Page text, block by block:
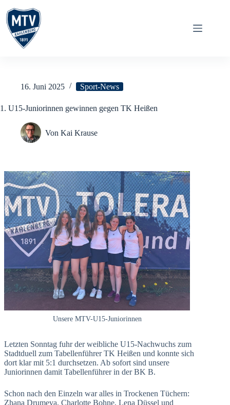
Inhalt
springen
16. Juni 2025 Sport-News
1. U15-Juniorinnen gewinnen gegen TK Heißen
Von Kai Krause
Unsere MTV-U15-Juniorinnen
Letzten Sonntag fuhr der weibliche U15-Nachwuchs zum
Stadtduell zum Tabellenführer TK Heißen und konnte sich
dort klar mit 5:1 durchsetzen. Ab sofort sind unsere
Juniorinnen damit Tabellenführer in der BK B.
Schon nach den Einzeln war alles in Trockenen Tüchern:
Zhana Drumeva, Charlotte Bohne, Lena Düssel und